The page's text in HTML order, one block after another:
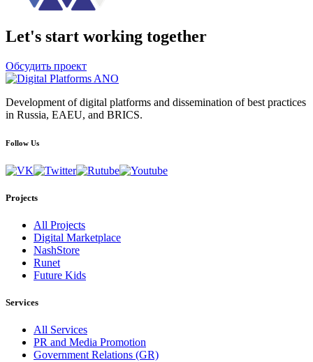
Let's start working together
Обсудить проект
Development of digital platforms and dissemination of best practices
in Russia, EAEU, and BRICS.
Follow Us
Projects
All Projects
Digital Marketplace
NashStore
Runet
Future Kids
Services
All Services
PR and Media Promotion
Government Relations (GR)